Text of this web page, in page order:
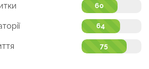
60
64
75